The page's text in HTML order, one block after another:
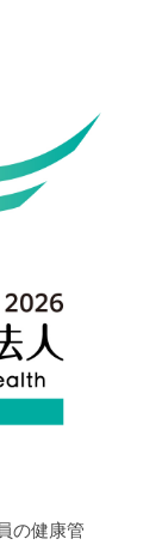
の健康管